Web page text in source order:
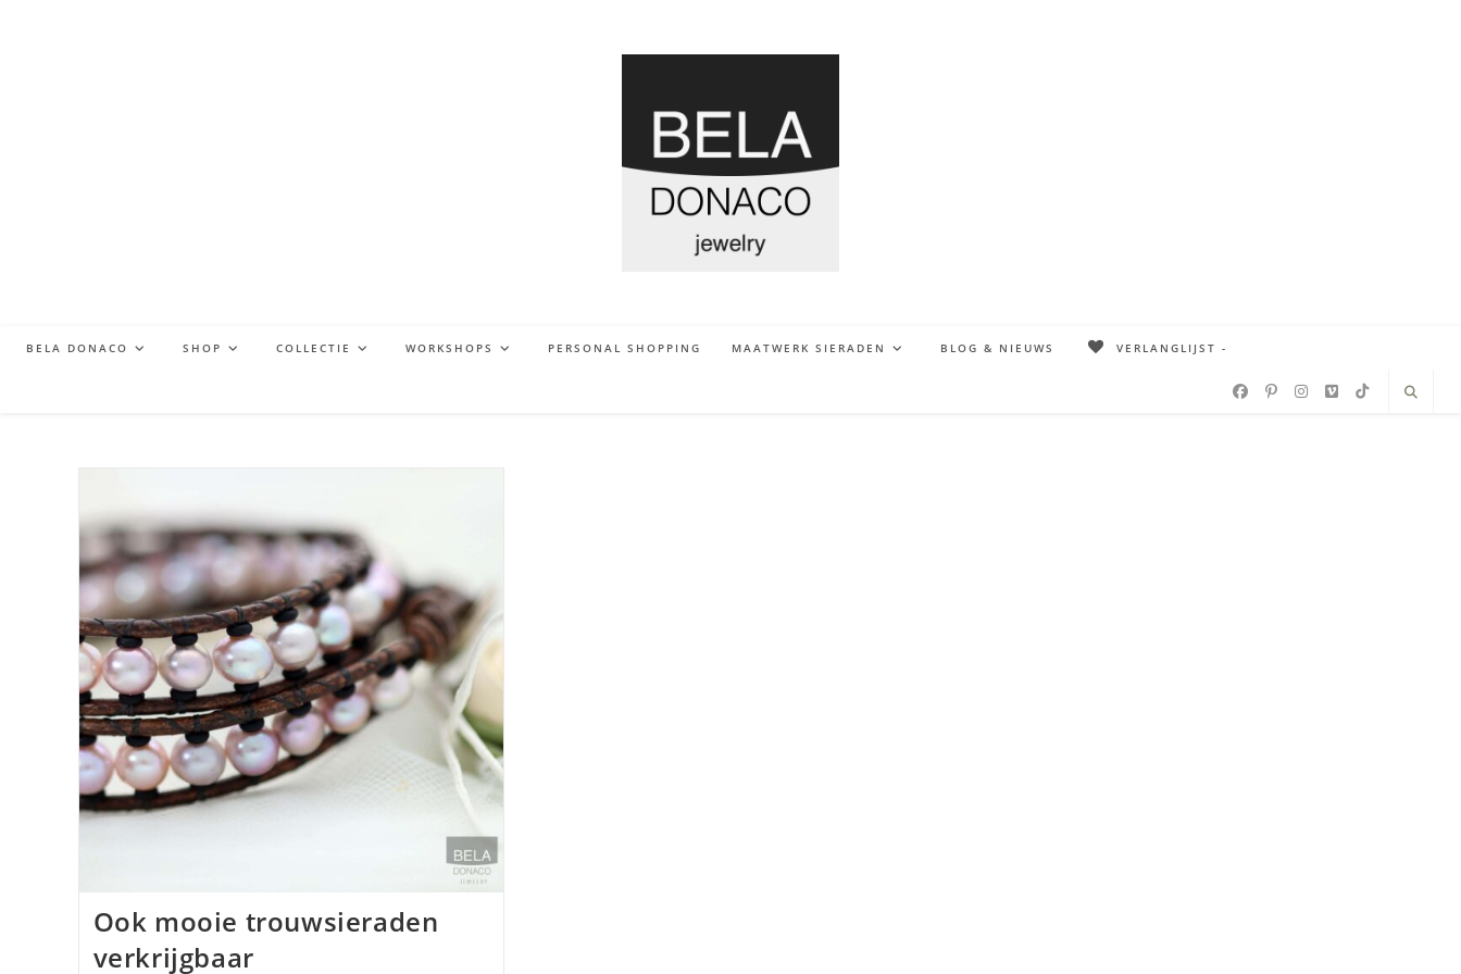
BELA DONACO SHOP COLLECTIE WORKSHOPS PERSONAL SHOPPING MAATWERK SIERADEN BLOG & NIEUWS VERLANGLIJST -
Ook mooie trouwsieraden
verkrijgbaar